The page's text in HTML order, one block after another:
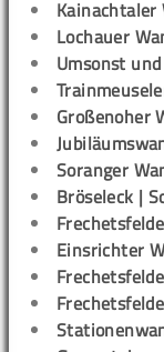
Kainachtaler
Lochauer
Umsonst
Großenoher
Soranger
Bröseleck |
Einsrichter